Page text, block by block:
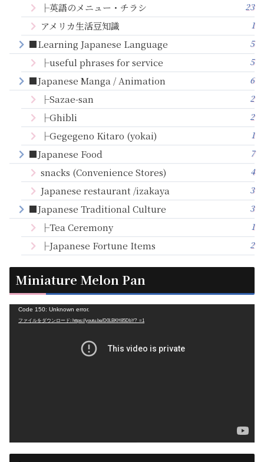
├英語のメニュー・チラシ 23
アメリカ生活豆知識 1
■Learning Japanese Language 5
├useful phrases for service 5
■Japanese Manga / Animation 6
├Sazae-san 2
├Ghibli 2
├Gegegeno Kitaro (yokai) 1
■Japanese Food 7
snacks (Convenience Stores) 4
Japanese restaurant /izakaya 3
■Japanese Traditional Culture 3
├Tea Ceremony 1
├Japanese Fortune Items 2
Miniature Melon Pan
Code 150: Unknown error.
ファイルをダウンロード: https://youtu.be/D0LBKH85DbY?_=1